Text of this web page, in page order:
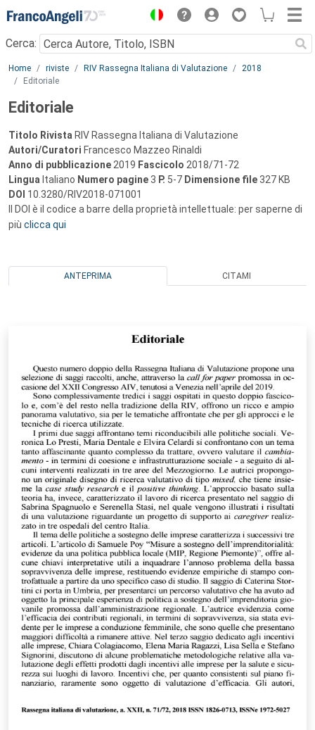
Menu
Cerca:
Main content
Home riviste RIV Rassegna Italiana di Valutazione
2018
Editoriale
Editoriale
Titolo Rivista RIV Rassegna Italiana di Valutazione
Autori/Curatori Francesco Mazzeo Rinaldi
Anno di pubblicazione 2019 Fascicolo 2018/71-72
Lingua Italiano Numero pagine 3 P. 5-7 Dimensione file 327 KB
DOI 10.3280/RIV2018-071001
Il DOI è il codice a barre della proprietà intellettuale: per saperne di
più clicca qui
ANTEPRIMA CITAMI